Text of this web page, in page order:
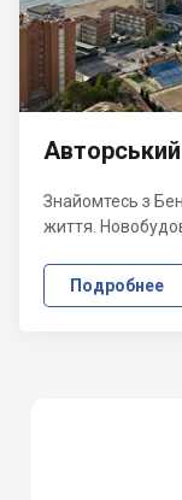
Авторський
Знайомтесь з
життя.
Подробнее